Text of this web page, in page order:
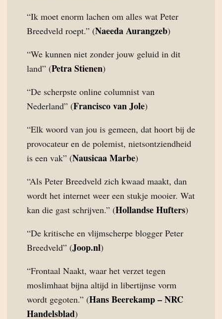
“Ik moet enorm lachen om alles wat Peter
Breedveld roept.” (Naeeda Aurangzeb)
“We kunnen niet zonder jouw geluid in dit
land” (Petra Stienen)
“De scherpste online columnist van
Nederland” (Francisco van Jole)
“Elk woord van jou is gemeen, dat hoort bij de
provocateur en de polemist, nietsontziendheid
is een vak” (Nausicaa Marbe)
“Als Peter Breedveld zich kwaad maakt, dan
wordt het internet weer een stukje mooier. Wat
kan die gast schrijven.” (Hollandse Hufters)
“De kritische en vlijmscherpe blogger Peter
Breedveld” (Joop.nl)
“Frontaal Naakt, waar het verzet tegen
moslimhaat bijna altijd in libertijnse vorm
wordt gegoten.” (Hans Beerekamp – NRC
Handelsblad)